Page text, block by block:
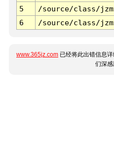
5
/source/class/
6
/source/class/
www.365jz.com 已经将此出错信息
们深感